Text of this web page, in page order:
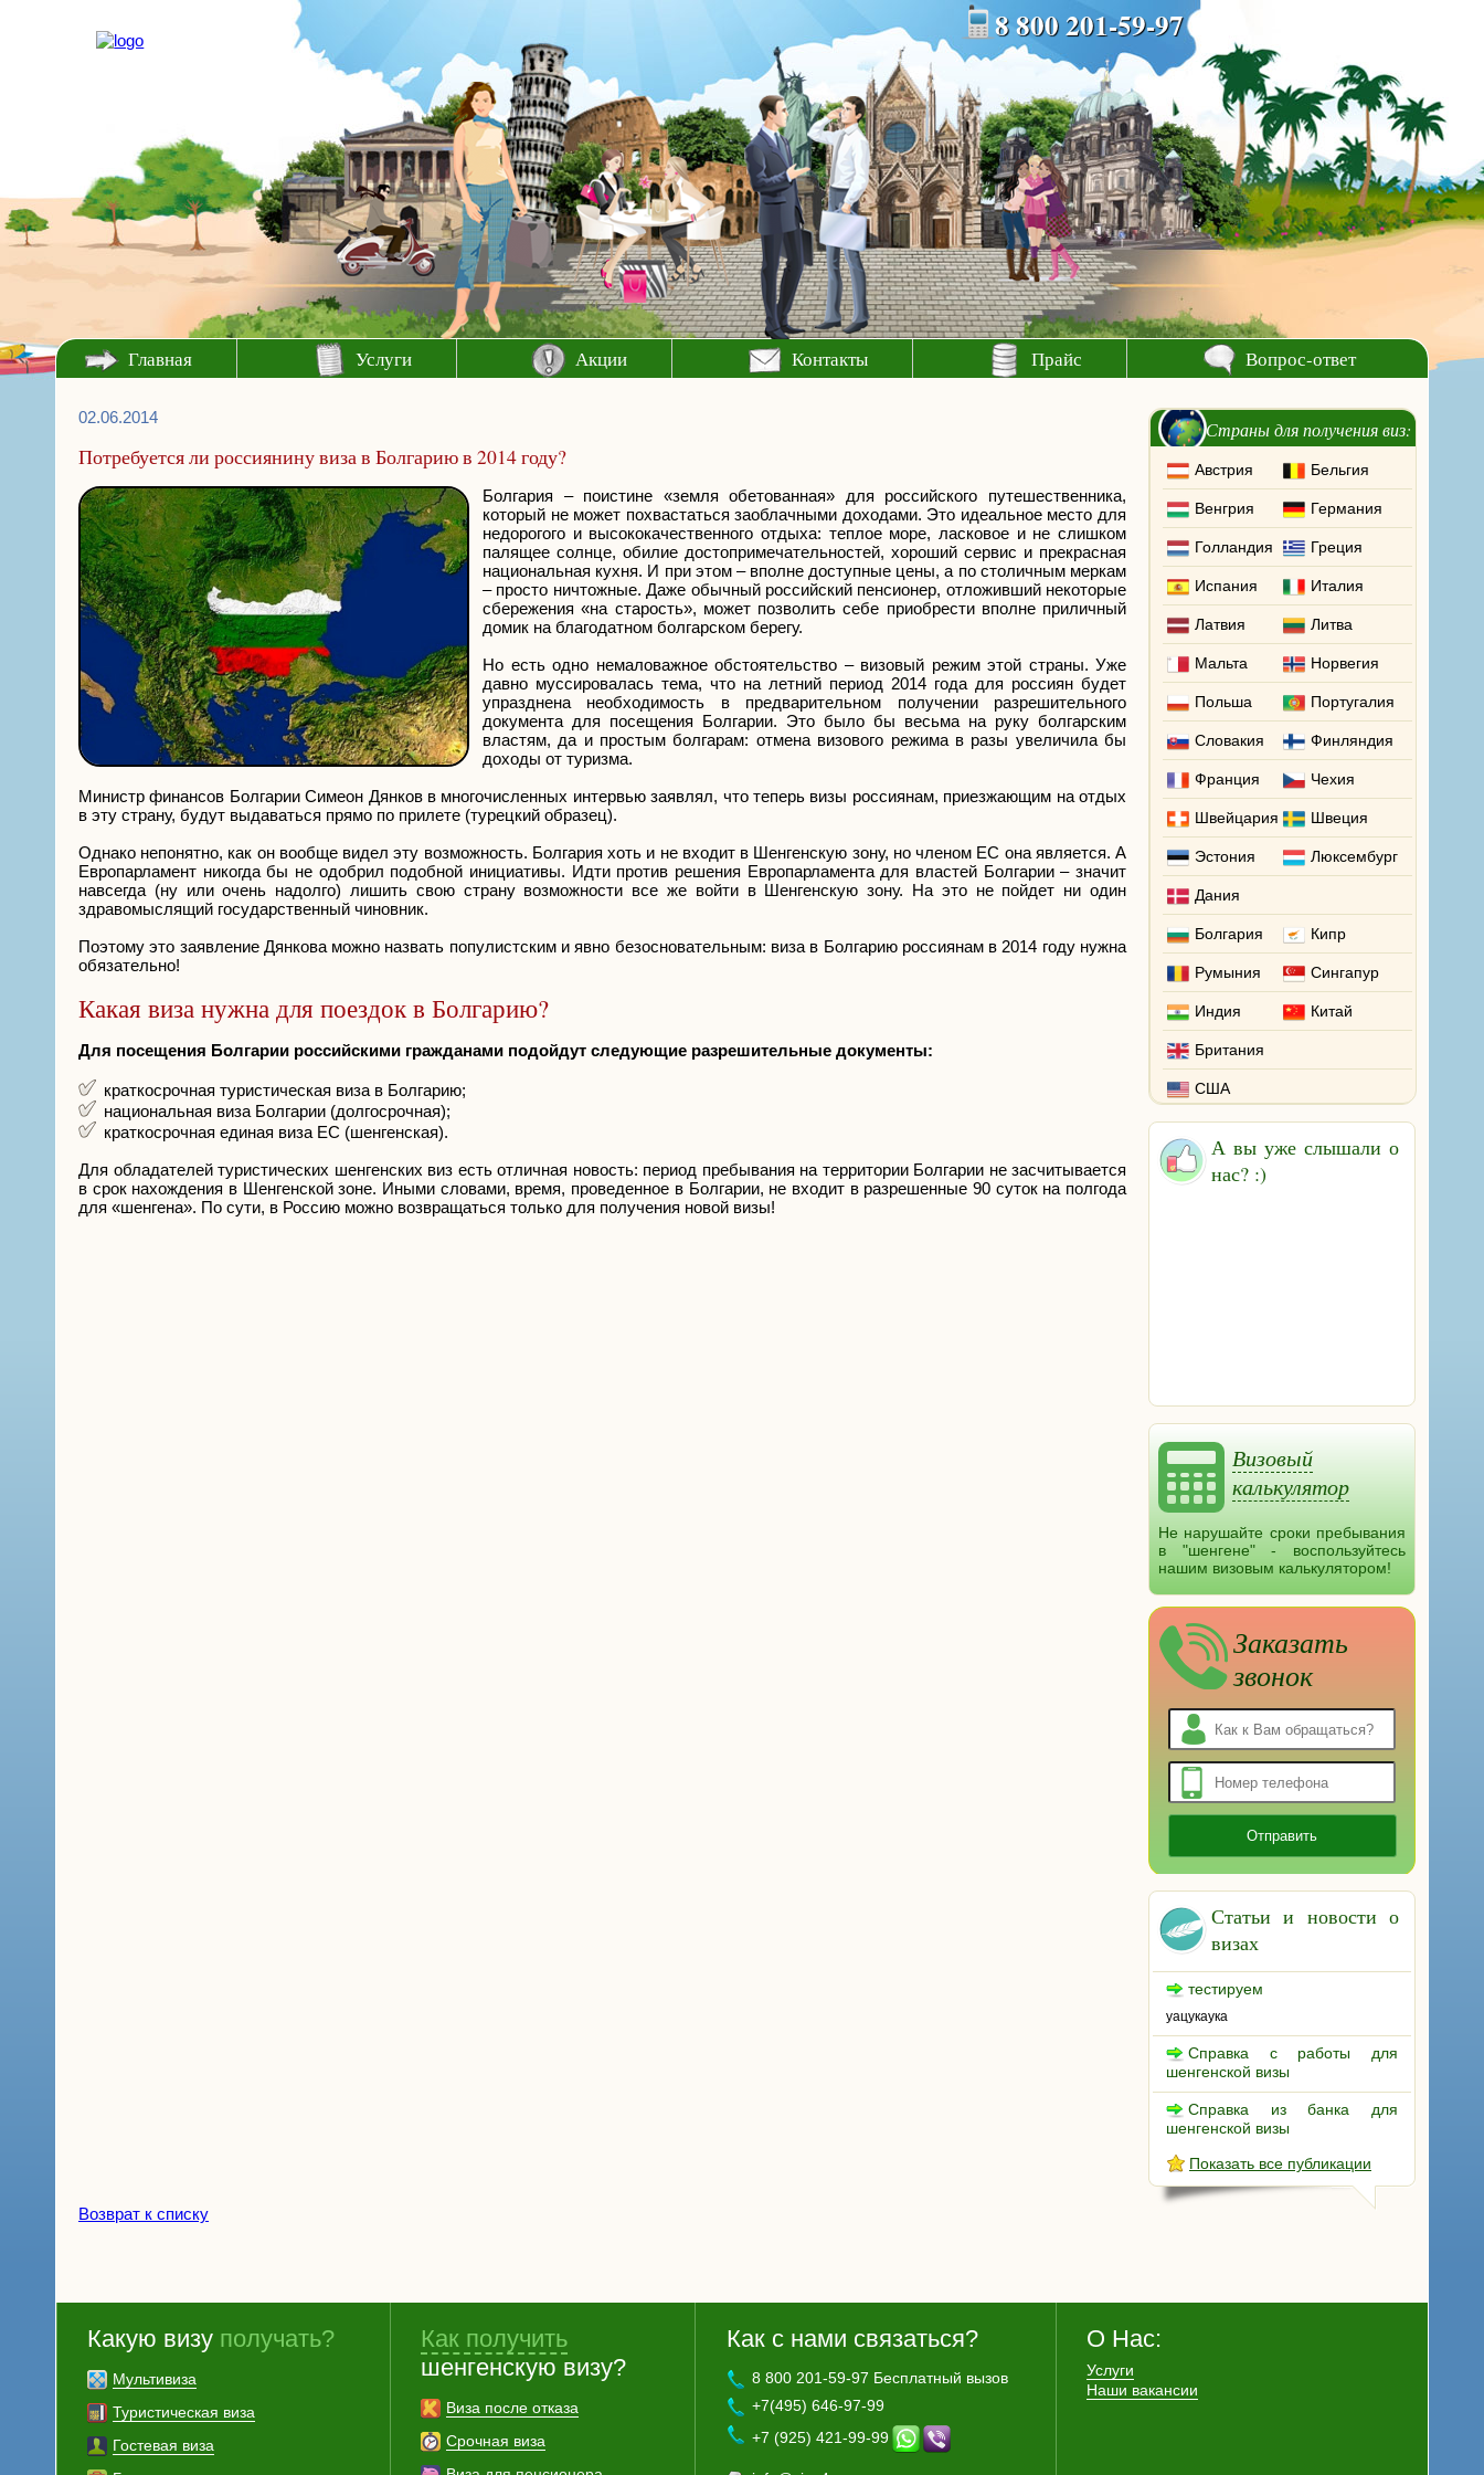
8 800 201-59-97
Главная Услуги Акции Контакты Прайс Вопрос-ответ
Страны для получения виз:
Австрия Бельгия
Венгрия Германия
Голландия Греция
Испания Италия
Латвия Литва
Мальта Норвегия
Польша Португалия
Словакия Финляндия
Франция Чехия
Швейцария Швеция
Эстония Люксембург
Дания
Болгария Кипр
Румыния Сингапур
Индия Китай
Британия
США
А вы уже слышали о
нас? :)
Визовый
калькулятор
Не нарушайте сроки пребывания
в "шенгене" - воспользуйтесь
нашим визовым калькулятором!
Заказать
звонок
Статьи и новости о
визах
тестируем
уацукаука
Справка с работы для
шенгенской визы
Справка из банка для
шенгенской визы
Показать все публикации
02.06.2014
Потребуется ли россиянину виза в Болгарию в 2014 году?
Болгария – поистине «земля обетованная» для российского путешественника,
который не может похвастаться заоблачными доходами. Это идеальное место для
недорогого и высококачественного отдыха: теплое море, ласковое и не слишком
палящее солнце, обилие достопримечательностей, хороший сервис и прекрасная
национальная кухня. И при этом – вполне доступные цены, а по столичным меркам
– просто ничтожные. Даже обычный российский пенсионер, отложивший некоторые
сбережения «на старость», может позволить себе приобрести вполне приличный
домик на благодатном болгарском берегу.
Но есть одно немаловажное обстоятельство – визовый режим этой страны. Уже
давно муссировалась тема, что на летний период 2014 года для россиян будет
упразднена необходимость в предварительном получении разрешительного
документа для посещения Болгарии. Это было бы весьма на руку болгарским
властям, да и простым болгарам: отмена визового режима в разы увеличила бы
доходы от туризма.
Министр финансов Болгарии Симеон Дянков в многочисленных интервью заявлял, что теперь визы россиянам, приезжающим на отдых
в эту страну, будут выдаваться прямо по прилете (турецкий образец).
Однако непонятно, как он вообще видел эту возможность. Болгария хоть и не входит в Шенгенскую зону, но членом ЕС она является. А
Европарламент никогда бы не одобрил подобной инициативы. Идти против решения Европарламента для властей Болгарии – значит
навсегда (ну или очень надолго) лишить свою страну возможности все же войти в Шенгенскую зону. На это не пойдет ни один
здравомыслящий государственный чиновник.
Поэтому это заявление Дянкова можно назвать популистским и явно безосновательным: виза в Болгарию россиянам в 2014 году нужна
обязательно!
Какая виза нужна для поездок в Болгарию?
Для посещения Болгарии российскими гражданами подойдут следующие разрешительные документы:
краткосрочная туристическая виза в Болгарию;
национальная виза Болгарии (долгосрочная);
краткосрочная единая виза ЕС (шенгенская).
Для обладателей туристических шенгенских виз есть отличная новость: период пребывания на территории Болгарии не засчитывается
в срок нахождения в Шенгенской зоне. Иными словами, время, проведенное в Болгарии, не входит в разрешенные 90 суток на полгода
для «шенгена». По сути, в Россию можно возвращаться только для получения новой визы!
Возврат к списку
Какую визу получать?
Мультивиза
Туристическая виза
Гостевая виза
Как получить
шенгенскую визу?
Виза после отказа
Срочная виза
Как с нами связаться?
8 800 201-59-97 Бесплатный вызов
+7(495) 646-97-99
+7 (925) 421-99-99
О Нас:
Услуги
Наши вакансии